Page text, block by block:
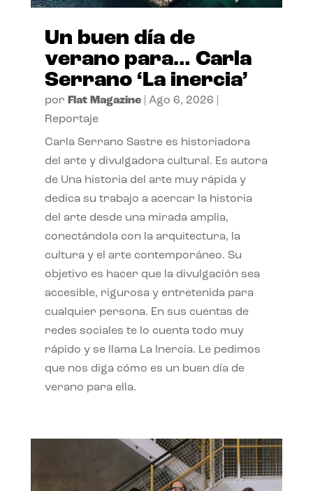
Un buen día de
verano para… Carla
Serrano ‘La inercia’
por Flat Magazine| Ago 6, 2026
Reportaje
Carla Serrano Sastre es historiadora
del arte y divulgadora cultural. Es autora
de Una historia del arte muy rápida y
dedica su trabajo a acercar la historia
del arte desde una mirada amplia,
conectándola con la arquitectura, la
cultura y el arte contemporáneo. Su
objetivo es hacer que la divulgación sea
accesible, rigurosa y entretenida para
cualquier persona. En sus cuentas de
redes sociales te lo cuenta todo muy
rápido y se llama La Inercia. Le pedimos
que nos diga cómo es un buen día de
verano para ella.